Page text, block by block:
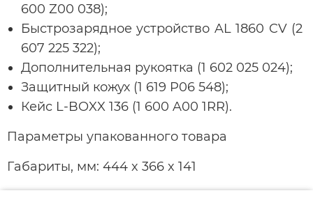
600 Z00 038);
Быстрозарядное устройство AL 1860 CV (2
607 225 322);
Дополнительная рукоятка (1 602 025 024);
Защитный кожух (1 619 P06 548);
Кейс L-BOXX 136 (1 600 A00 1RR).
Параметры упакованного товара
Габариты, мм: 444 x 366 x 141